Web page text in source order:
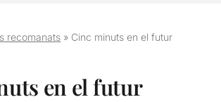
recomanats » Cinc minuts en el futur
en el futur